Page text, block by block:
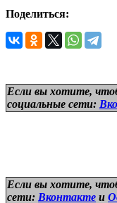
Поделиться:
Если вы хотите,
социальные сети:
Если вы хотите,
сети: Вконтакте и